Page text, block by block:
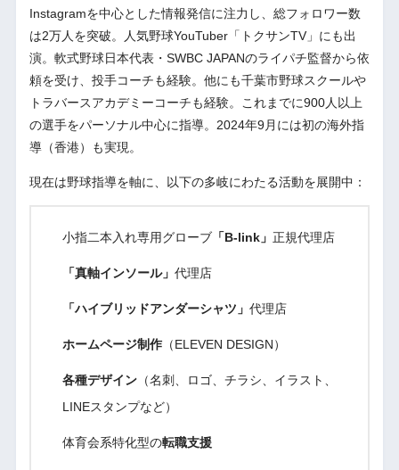
Instagramを中心とした情報発信に注力し、総フォロワー数
は2万人を突破。人気野球YouTuber「トクサンTV」にも出
演。軟式野球日本代表・SWBC JAPANのライパチ監督から依
頼を受け、投手コーチも経験。他にも千葉市野球スクールや
トラバースアカデミーコーチも経験。これまでに900人以上
の選手をパーソナル中心に指導。2024年9月には初の海外指
導（香港）も実現。
現在は野球指導を軸に、以下の多岐にわたる活動を展開中：
小指二本入れ専用グローブ「B-link」 正規代理店
「真軸インソール」 代理店
「ハイブリッドアンダーシャツ」 代理店
ホームページ制作（ELEVEN DESIGN）
各種デザイン（名刺、ロゴ、チラシ、イラスト、
LINEスタンプなど）
体育会系特化型の転職支援